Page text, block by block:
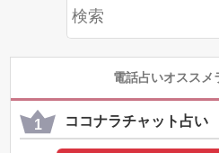
電話占いオススメ
ココナラチャット占い